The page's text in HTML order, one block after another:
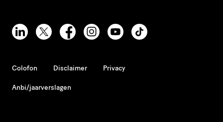
Colofon Disclaimer Privacy
Anbi/jaarverslagen